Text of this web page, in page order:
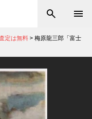
定は無料>梅原龍三郎「富士